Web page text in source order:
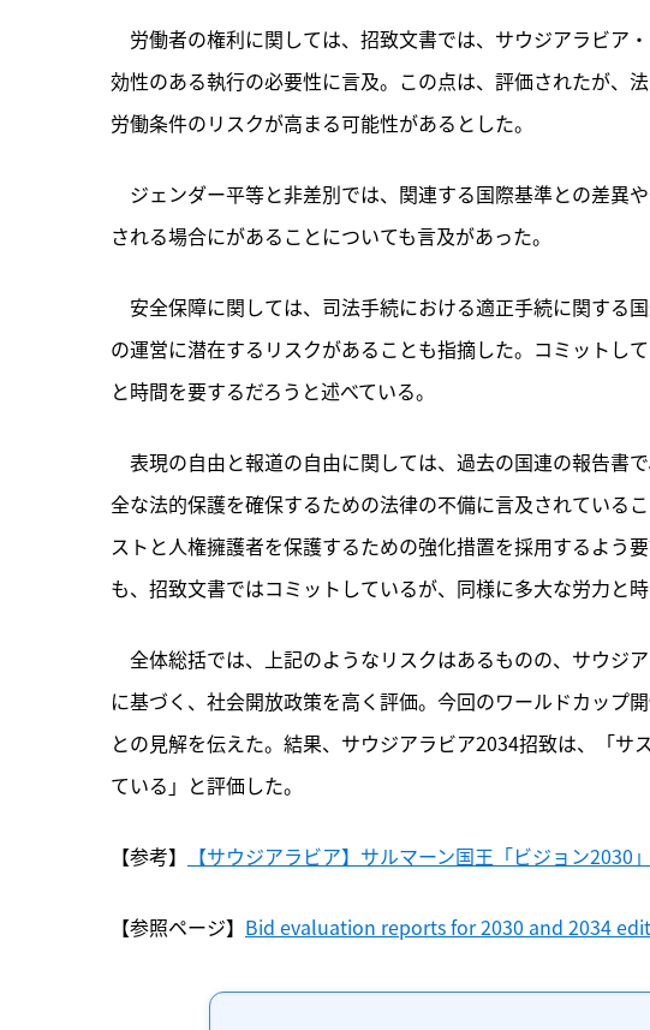
労働者の権利に関しては、招致文書では、サウジアラビア
効性のある執行の必要性に言及。この点は、評価されたが、
労働条件のリスクが高まる可能性があるとした。
ジェンダー平等と非差別では、関連する国際基準との差異
される場合にがあることについても言及があった。
安全保障に関しては、司法手続における適正手続に関する
の運営に潜在するリスクがあることも指摘した。コミットし
と時間を要するだろうと述べている。
表現の自由と報道の自由に関しては、過去の国連の報告書
全な法的保護を確保するための法律の不備に言及されている
ストと人権擁護者を保護するための強化措置を採用するよう
も、招致文書ではコミットしているが、同様に多大な労力と
全体総括では、上記のようなリスクはあるものの、サウジ
に基づく、社会開放政策を高く評価。今回のワールドカップ
との見解を伝えた。結果、サウジアラビア2034招致は、「
ている」と評価した。
【参考】 【サウジアラビア】サルマーン国王「ビジョン2030
【参照ページ】 Bid evaluation reports for 2030 and 2034